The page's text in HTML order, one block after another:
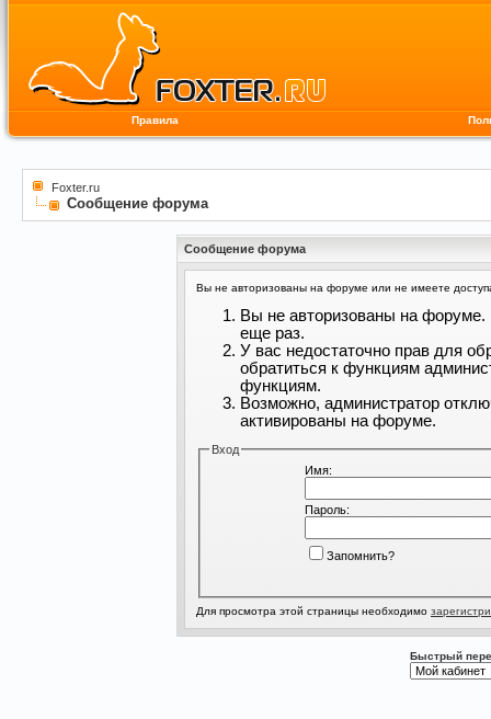
Правила
Foxter.ru
Сообщение форума
Сообщение форума
Вы не авторизованы на форуме или не имеете
Вы не авторизованы на форуме.
еще раз.
У вас недостаточно прав для
обратиться к функциям
функциям.
Возможно, администратор
активированы на форуме.
Вход
Имя:
Пароль:
Запомнить?
Для просмотра этой страницы необходимо
Быстрый